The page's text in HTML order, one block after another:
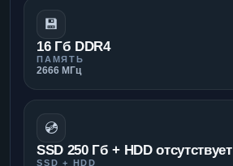
💾
16 Гб DDR4
ПАМЯТЬ
2666 МГц
💿
SSD 250 Гб + HDD отсутствует
SSD + HDD